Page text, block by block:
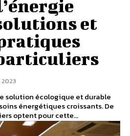
et
2023
solution écologique et durable
énergétiques croissants. De
optent pour cette...